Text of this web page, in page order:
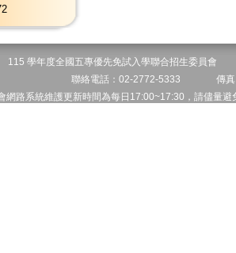
115 學年度全國五專優先免試入學聯合招生委員會
聯絡電話：02-2772-5333 傳
網路系統維護更新時間為每日17:00~17:30，請儘量